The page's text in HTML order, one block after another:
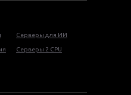
Серверы для ИИ
Серверы 2 CPU